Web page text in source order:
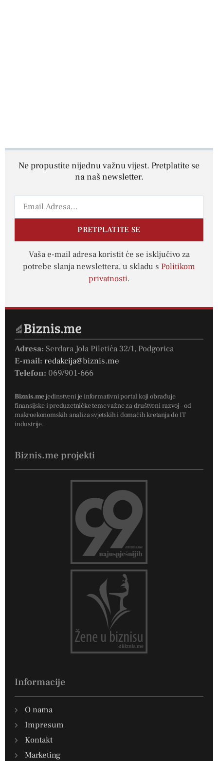
Ne propustite nijednu važnu vijest. Pretplatite se
na naš newsletter.
PRETPLATITE SE
Vaša e-mail adresa koristit će se isključivo za
potrebe slanja newslettera, u skladu s Politikom
privatnosti.
Adresa: Serdara Jola Piletića 32/1, Podgorica
E-mail: redakcija@biznis.me
Telefon: 069/901-666
Biznis.mejedinstveni je informativni portal koji obrađuje
finansijske i preduzetničke teme važne za društveni razvoj – od
makroekonomskih analiza svjetskih i domaćih kretanja do IT
industrije.
Biznis.me projekti
Informacije
O nama
Impresum
Kontakt
Marketing